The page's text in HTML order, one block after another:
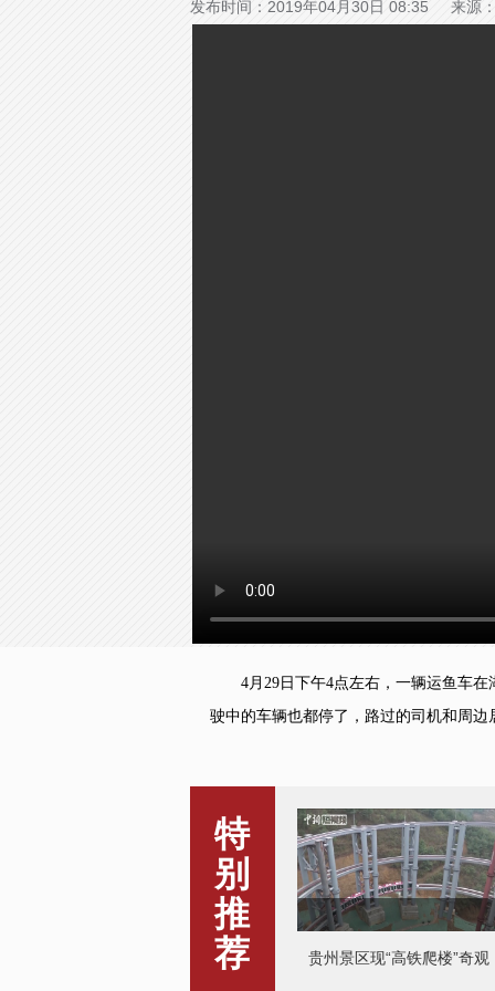
发布时间：2019年04月30日 08:35 来源
4月29日下午4点左右，一辆运鱼车在
驶中的车辆也都停了，路过的司机和周边
特
别
推
荐
贵州景区现“高铁爬楼”奇观